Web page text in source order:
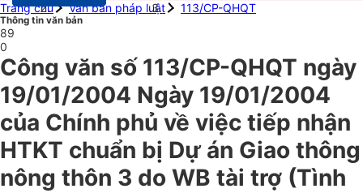
Trang chủ
Văn bản pháp luật 113/CP-QHQT
Thông tin văn bản
89
0
Công văn số 113/CP-QHQT ngày
19/01/2004 Ngày 19/01/2004
của Chính phủ về việc tiếp nhận
HTKT chuẩn bị Dự án Giao thông
nông thôn 3 do WB tài trợ (Tình